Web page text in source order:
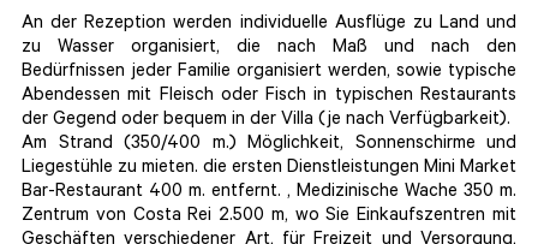
An der Rezeption werden individuelle Ausflüge zu Land und
zu Wasser organisiert, die nach Maß und nach den
Bedürfnissen jeder Familie organisiert werden, sowie typische
Abendessen mit Fleisch oder Fisch in typischen Restaurants
der Gegend oder bequem in der Villa (je nach Verfügbarkeit).
Am Strand (350/400 m.) Möglichkeit, Sonnenschirme und
Liegestühle zu mieten. die ersten Dienstleistungen Mini Market
Bar-Restaurant 400 m. entfernt. , Medizinische Wache 350 m.
Zentrum von Costa Rei 2.500 m, wo Sie Einkaufszentren mit